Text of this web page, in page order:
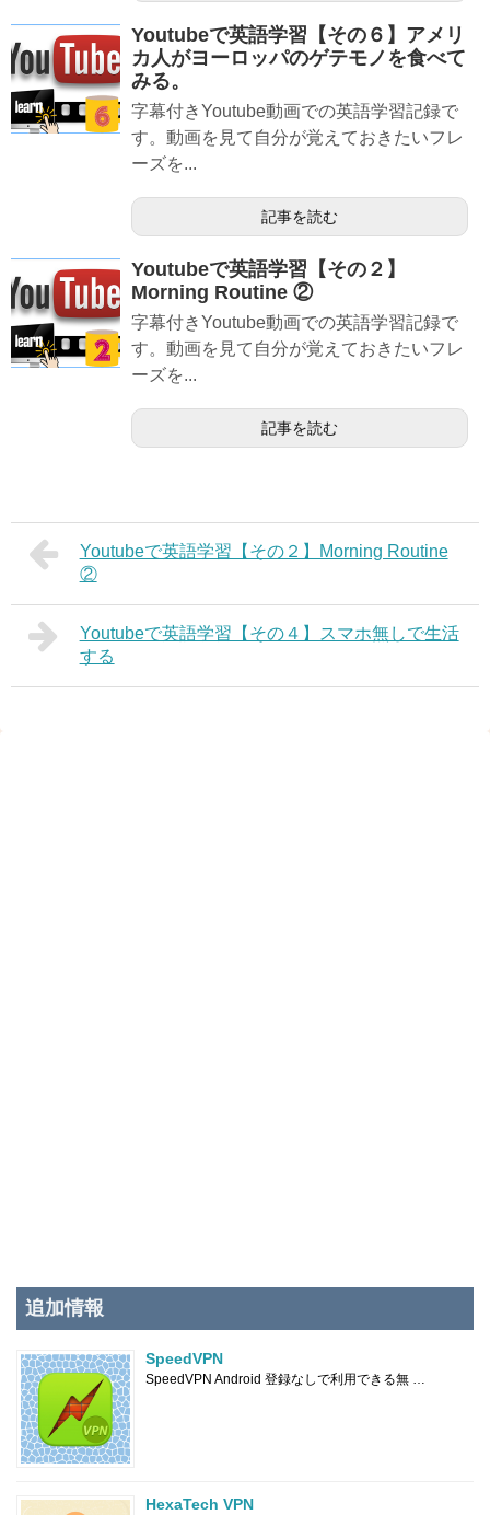
Youtubeで英語学習【その６】アメリ
カ人がヨーロッパのゲテモノを食べて
みる。
字幕付きYoutube動画での英語学習記録で
す。動画を見て自分が覚えておきたいフレ
ーズを...
記事を読む
Youtubeで英語学習【その２】
Morning Routine ②
字幕付きYoutube動画での英語学習記録で
す。動画を見て自分が覚えておきたいフレ
ーズを...
記事を読む
Youtubeで英語学習【その２】Morning Routine
②
Youtubeで英語学習【その４】スマホ無しで生活
する
追加情報
SpeedVPN
SpeedVPN Android 登録なしで利用できる無 …
HexaTech VPN